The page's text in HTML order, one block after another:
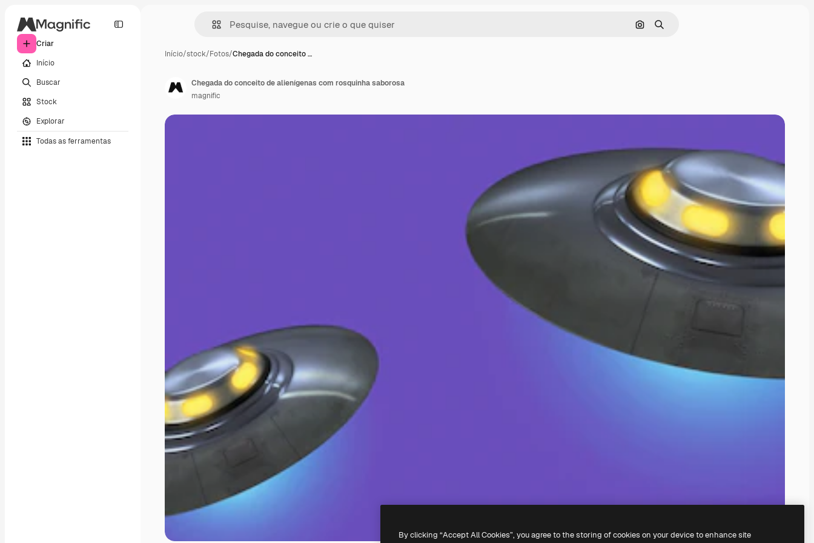
Criar
Início
Buscar
Stock
Explorar
Todas as ferramentas
Pesquisar por imagem
Buscar
Início/stock/Fotos/Chegada do conceito …
Chegada do conceito de alienígenas com rosquinha saborosa
magnific
By clicking “Accept All Cookies”, you agree to the storing of cookies on your device to enhance site